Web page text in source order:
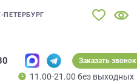
ПЕТЕРБУРГ
Заказать звонок
11.00-21.00 без выходных